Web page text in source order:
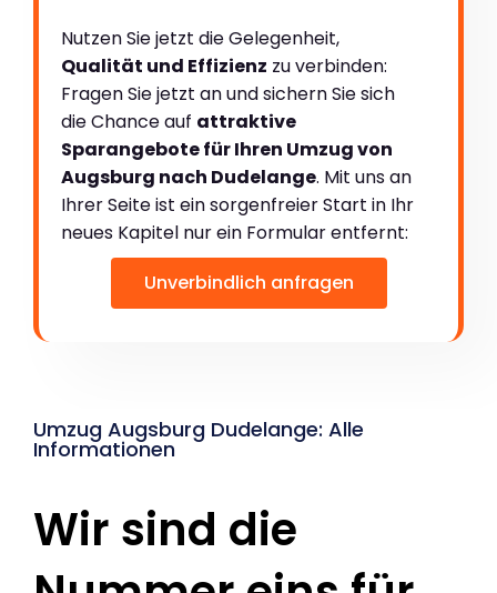
Nutzen Sie jetzt die Gelegenheit,
Qualität und Effizienz zu verbinden:
Fragen Sie jetzt an und sichern Sie sich
die Chance auf attraktive
Sparangebote für Ihren Umzug von
Augsburg nach Dudelange. Mit uns an
Ihrer Seite ist ein sorgenfreier Start in Ihr
neues Kapitel nur ein Formular entfernt:
Unverbindlich anfragen
Umzug Augsburg Dudelange: Alle
Informationen
Wir sind die